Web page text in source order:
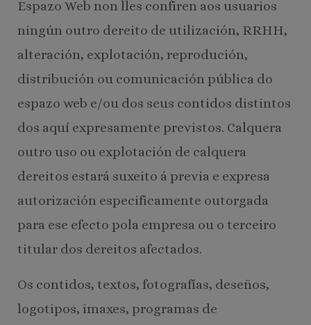
Espazo Web non lles confiren aos usuarios
ningún outro dereito de utilización, RRHH,
alteración, explotación, reprodución,
distribución ou comunicación pública do
espazo web e/ou dos seus contidos distintos
dos aquí expresamente previstos. Calquera
outro uso ou explotación de calquera
dereitos estará suxeito á previa e expresa
autorización especificamente outorgada
para ese efecto pola empresa ou o terceiro
titular dos dereitos afectados.
Os contidos, textos, fotografías, deseños,
logotipos, imaxes, programas de